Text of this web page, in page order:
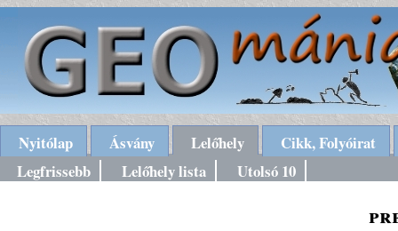
Nyitólap Ásvány Lelőhely
Cikk, Folyóirat
Legfrissebb
Lelőhely lista Utolsó 10